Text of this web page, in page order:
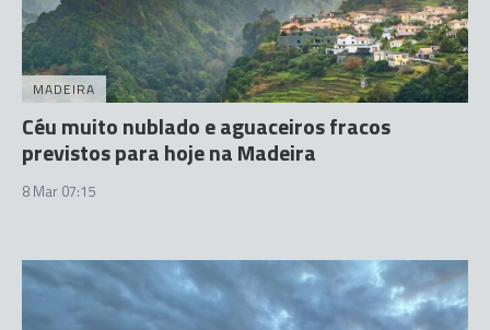
MADEIRA
Céu muito nublado e aguaceiros fracos
previstos para hoje na Madeira
8 Mar 07:15